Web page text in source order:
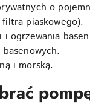
o
piaskowego).
i ogrzewania
i morską.